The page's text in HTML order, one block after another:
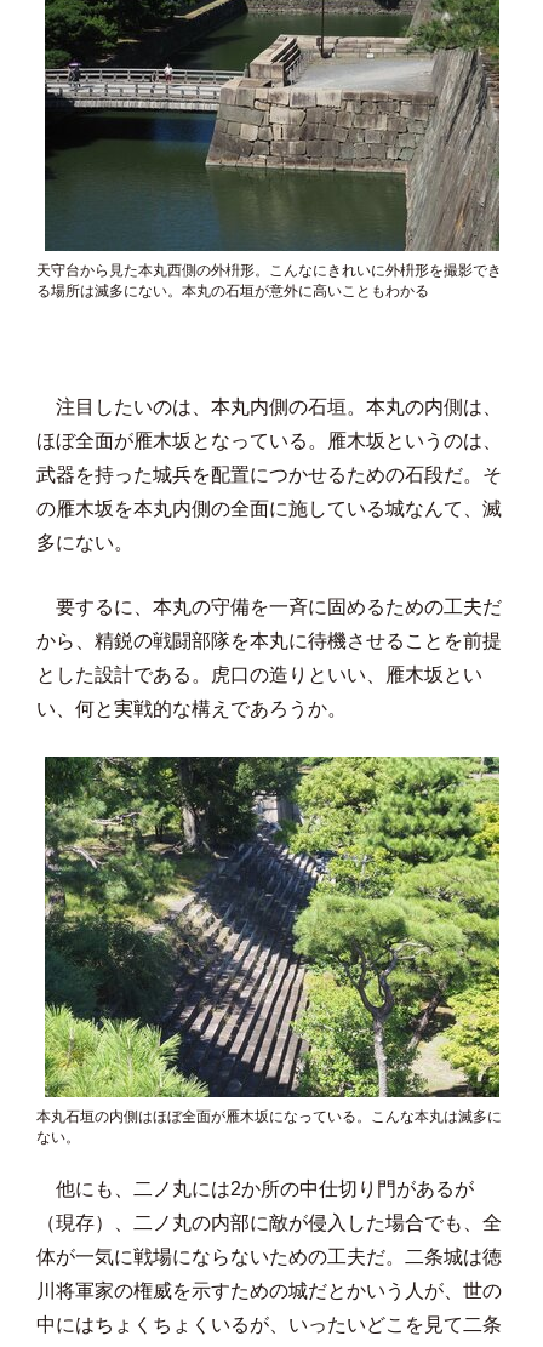
天守台から見た本丸西側の外枡形。こんなにきれいに外枡形を撮影でき
る場所は滅多にない。本丸の石垣が意外に高いこともわかる
注目したいのは、本丸内側の石垣。本丸の内側は、
ほぼ全面が雁木坂となっている。雁木坂というのは、
武器を持った城兵を配置につかせるための石段だ。そ
の雁木坂を本丸内側の全面に施している城なんて、滅
多にない。
要するに、本丸の守備を一斉に固めるための工夫だ
から、精鋭の戦闘部隊を本丸に待機させることを前提
とした設計である。虎口の造りといい、雁木坂とい
い、何と実戦的な構えであろうか。
本丸石垣の内側はほぼ全面が雁木坂になっている。こんな本丸は滅多に
ない。
他にも、二ノ丸には2か所の中仕切り門があるが
（現存）、二ノ丸の内部に敵が侵入した場合でも、全
体が一気に戦場にならないための工夫だ。二条城は徳
川将軍家の権威を示すための城だとかいう人が、世の
中にはちょくちょくいるが、いったいどこを見て二条